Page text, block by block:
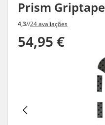
Prism Griptape
4,3//24 avaliações
54,95 €